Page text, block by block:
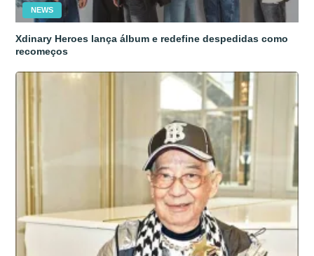
NEWS
Xdinary Heroes lança álbum e redefine despedidas como
recomeços